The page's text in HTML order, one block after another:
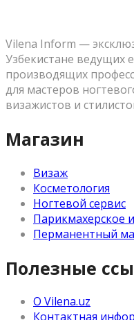
Vilena Inform —
Узбекистане ведущих
производящих
для мастеров
визажистов и
Магазин
Визаж
Косметология
Ногтевой сервис
Парикмахерское
Перманентный
Полезные
О Vilena.uz
Контактная